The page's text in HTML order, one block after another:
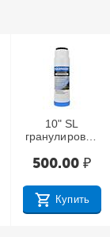
10" SL
гранулирован
Посейдон
500.00 ₽
Купить